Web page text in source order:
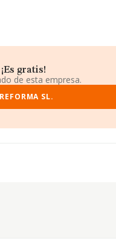
gratis!
de esta empresa.
SL.